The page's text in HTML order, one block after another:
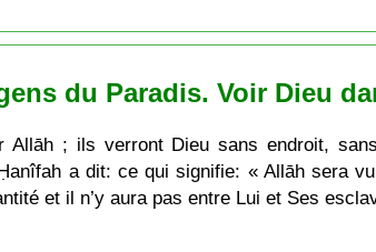
du Paradis. Voir Dieu
; ils verront Dieu sans endroit,
a dit: ce qui signifie: « Allāh sera
et il n’y aura pas entre Lui et Ses